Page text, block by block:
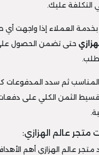
التكلفة عليك.
بخدمة العملاء إذا واجهت
الهزازي حتى تضمن الحصول
المناسب ثم سدد المدفوعات
الثمن الكلي على
عالم الهزازي:
متجر عالم الهزازي أهم